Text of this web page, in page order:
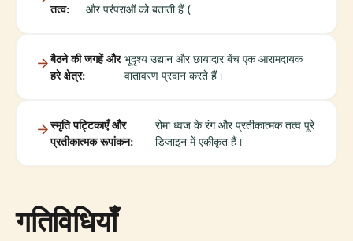
तत्व:
और परंपराओं को बताती हैं (
बैठने की जगहें और
हरे क्षेत्र:
भूदृश्य उद्यान और छायादार बेंच एक आरामदायक
वातावरण प्रदान करते हैं।
स्मृति पट्टिकाएँ और
प्रतीकात्मक रूपांकन:
रोमा ध्वज के रंग और प्रतीकात्मक तत्व पूरे
डिजाइन में एकीकृत हैं।
गतिविधियाँ